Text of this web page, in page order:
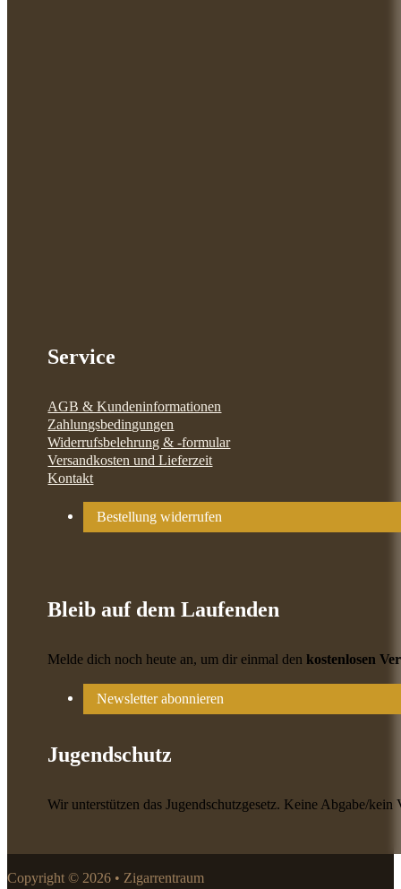
Service
AGB & Kundeninformationen
Zahlungsbedingungen
Widerrufsbelehrung & -formular
Versandkosten und Lieferzeit
Kontakt
Bestellung widerrufen
Bleib auf dem Laufenden
Melde dich noch heute an, um dir einmal denkostenlosen
Newsletter abonnieren
Jugendschutz
Wir unterstützen das Jugendschutzgesetz. Keine Abgabe/
Copyright © 2026 • Zigarrentraum